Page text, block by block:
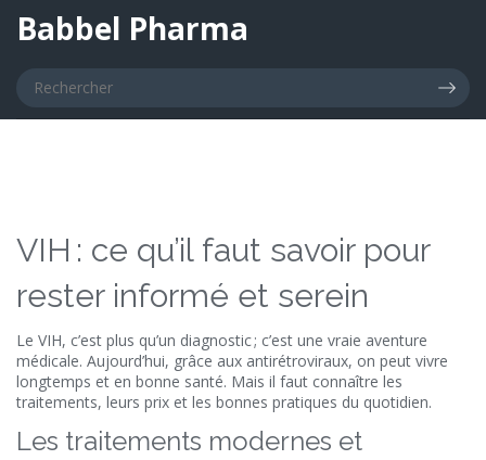
Babbel Pharma
VIH : ce qu’il faut savoir pour
rester informé et serein
Le VIH, c’est plus qu’un diagnostic ; c’est une vraie aventure
médicale. Aujourd’hui, grâce aux antirétroviraux, on peut vivre
longtemps et en bonne santé. Mais il faut connaître les
traitements, leurs prix et les bonnes pratiques du quotidien.
Les traitements modernes et